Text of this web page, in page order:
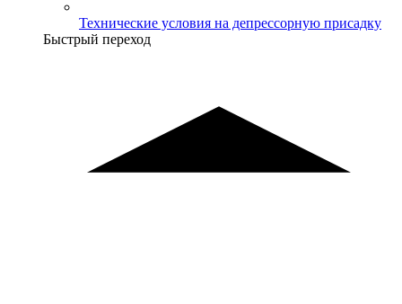
Технические условия на депрессорную присадку
Быстрый переход